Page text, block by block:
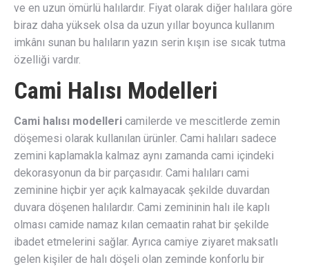
ve en uzun ömürlü halılardır. Fiyat olarak diğer halılara göre
biraz daha yüksek olsa da uzun yıllar boyunca kullanım
imkânı sunan bu halıların yazın serin kışın ise sıcak tutma
özelliği vardır.
Cami Halısı Modelleri
Cami halısı modelleri camilerde ve mescitlerde zemin
döşemesi olarak kullanılan ürünler. Cami halıları sadece
zemini kaplamakla kalmaz aynı zamanda cami içindeki
dekorasyonun da bir parçasıdır. Cami halıları cami
zeminine hiçbir yer açık kalmayacak şekilde duvardan
duvara döşenen halılardır. Cami zemininin halı ile kaplı
olması camide namaz kılan cemaatin rahat bir şekilde
ibadet etmelerini sağlar. Ayrıca camiye ziyaret maksatlı
gelen kişiler de halı döşeli olan zeminde konforlu bir